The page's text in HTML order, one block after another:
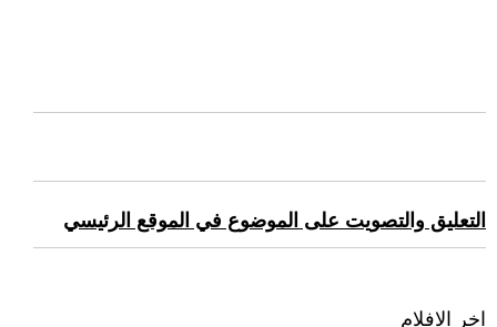
التعليق والتصويت على الموضوع في الموقع الرئيسي
اخر الافلام